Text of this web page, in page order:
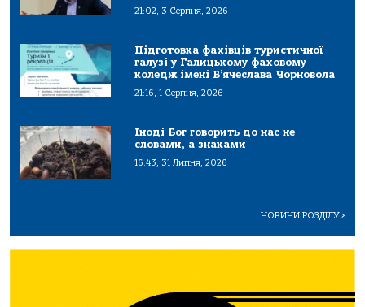
21:02, 3 Серпня, 2026
Підготовка фахівців туристичної
галузі у Галицькому фаховому
коледж імені В’ячеслава Чорновола
21:16, 1 Серпня, 2026
Іноді Бог говорить до нас не
словами, а знаками
16:43, 31 Липня, 2026
НОВИНИ РОЗДІЛУ>